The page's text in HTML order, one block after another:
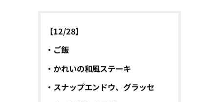
【12/28】
・ご飯
・かれいの和風ステーキ
・スナップエンドウ、グラッセ